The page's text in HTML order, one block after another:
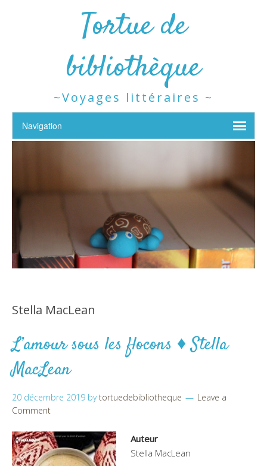
Tortue de
bibliothèque
~Voyages littéraires ~
Stella MacLean
L’amour sous les flocons ♦ Stella
MacLean
20 décembre 2019 bytortuedebibliotheque
Leave a
Comment
Auteur
Stella MacLean